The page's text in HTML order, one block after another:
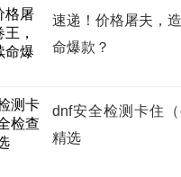
速递！价格屠夫，
命爆款？
dnf安全检测卡住
精选